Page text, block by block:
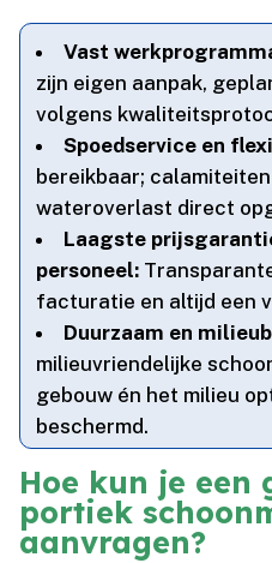
Vast
zijn eigen aanpak,
volgens
Spoedservice en
bereikbaar;
wateroverlast direct
Laagste
personeel:
facturatie en altijd een
Duurzaam en
milieuvriendelijke
gebouw én het milieu
beschermd.​
Hoe kun je een
portiek
aanvragen?